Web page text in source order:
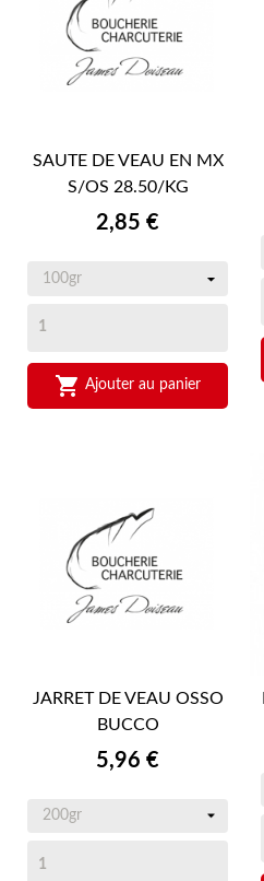
SAUTE DE VEAU EN MX
S/OS 28.50/KG
Prix
2,85 €
 Ajouter au panier
JARRET DE VEAU OSSO
BUCCO
Prix
5,96 €